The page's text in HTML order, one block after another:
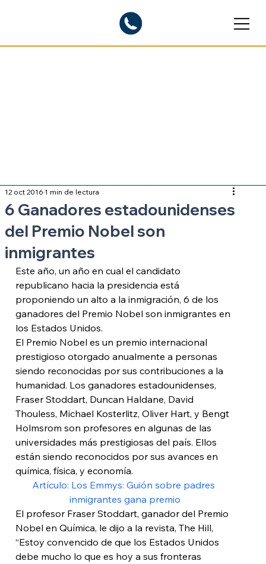
6 Ganadores estadounidenses
del Premio Nobel son
inmigrantes
12 oct 20161 min de lectura
Este año, un año en cual el candidato
republicano hacia la presidencia está
proponiendo un alto a la inmigración, 6 de los
ganadores del Premio Nobel son inmigrantes en
los Estados Unidos.
El Premio Nobel es un premio internacional
prestigioso otorgado anualmente a personas
siendo reconocidas por sus contribuciones a la
humanidad. Los ganadores estadounidenses,
Fraser Stoddart, Duncan Haldane, David
Thouless, Michael Kosterlitz, Oliver Hart, y Bengt
Holmsrom son profesores en algunas de las
universidades más prestigiosas del país. Ellos
están siendo reconocidos por sus avances en
química, física, y economía.
Artículo: Los Emmys: Guión sobre padres
inmigrantes gana premio
El profesor Fraser Stoddart, ganador del Premio
Nobel en Química, le dijo a la revista, The Hill,
“Estoy convencido de que los Estados Unidos
debe mucho lo que es hoy a sus fronteras